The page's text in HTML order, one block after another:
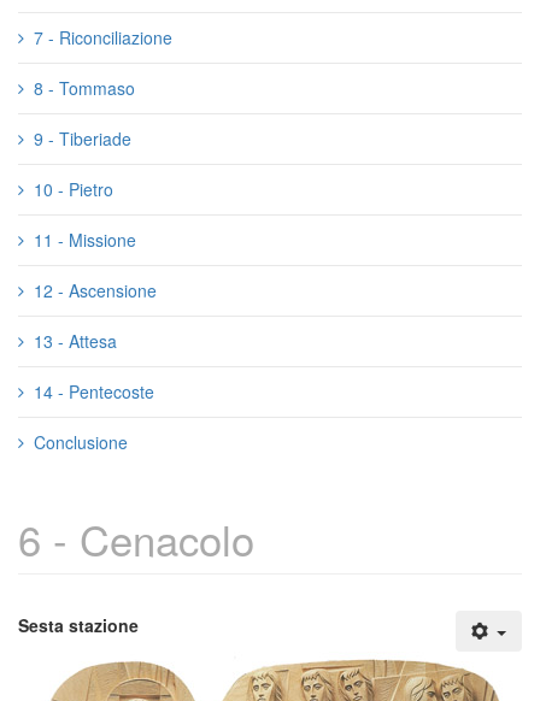
7 - Riconciliazione
8 - Tommaso
9 - Tiberiade
10 - Pietro
11 - Missione
12 - Ascensione
13 - Attesa
14 - Pentecoste
Conclusione
6 - Cenacolo
Sesta stazione